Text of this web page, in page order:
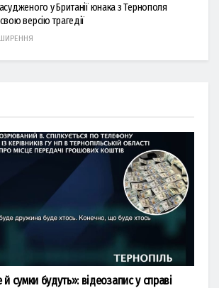
у Британії юнака з Тернополя
версію трагедії
сумки будуть»: відеозапис у справі